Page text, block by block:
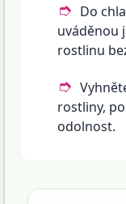
Do
uváděnou
rostlinu
rostliny,
odolnost.